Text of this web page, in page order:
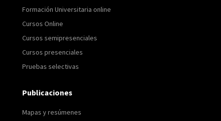
Formación Universitaria online
Cursos Online
Cursos semipresenciales
Cursos presenciales
Pruebas selectivas
Publicaciones
Mapas y resúmenes